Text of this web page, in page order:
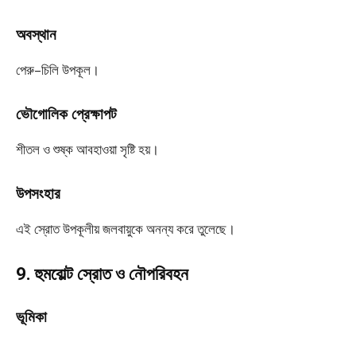
অবস্থান
পেরু–চিলি উপকূল।
ভৌগোলিক প্রেক্ষাপট
শীতল ও শুষ্ক আবহাওয়া সৃষ্টি হয়।
উপসংহার
এই স্রোত উপকূলীয় জলবায়ুকে অনন্য করে তুলেছে।
9. হুমবোল্ট স্রোত ও নৌপরিবহন
ভূমিকা